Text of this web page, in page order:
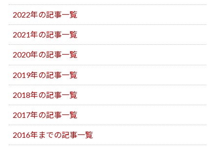
2022年の記事一覧
2021年の記事一覧
2020年の記事一覧
2019年の記事一覧
2018年の記事一覧
2017年の記事一覧
2016年までの記事一覧